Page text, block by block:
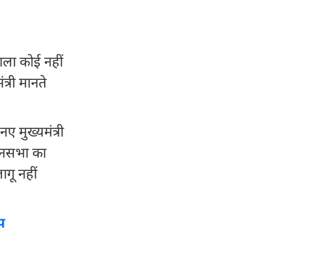
कोई नहीं
मानते
मुख्यमंत्री
का
नहीं